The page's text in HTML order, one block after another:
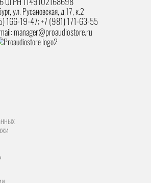
,ул. Русановская, д.17, к.2
166-19-47; +7 (981) 171-63-55
manager@proaudiostore.ru